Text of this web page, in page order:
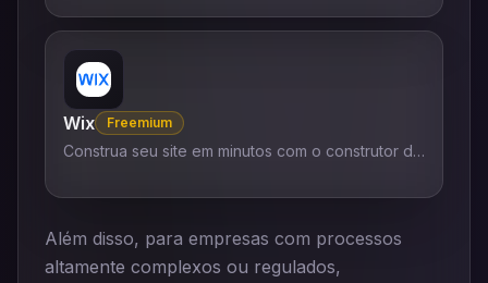
Wix Freemium
Construa seu site em minutos com o construtor de
Além disso, para empresas com processos
altamente complexos ou regulados,